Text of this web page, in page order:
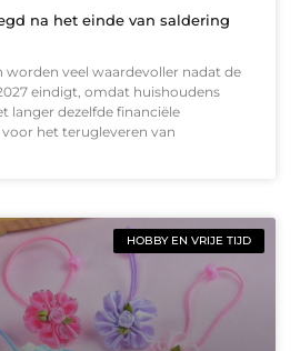
na het einde van saldering
worden veel waardevoller nadat de
eindigt, omdat huishoudens
langer dezelfde financiële
het terugleveren van
HOBBY EN VRIJE TIJD